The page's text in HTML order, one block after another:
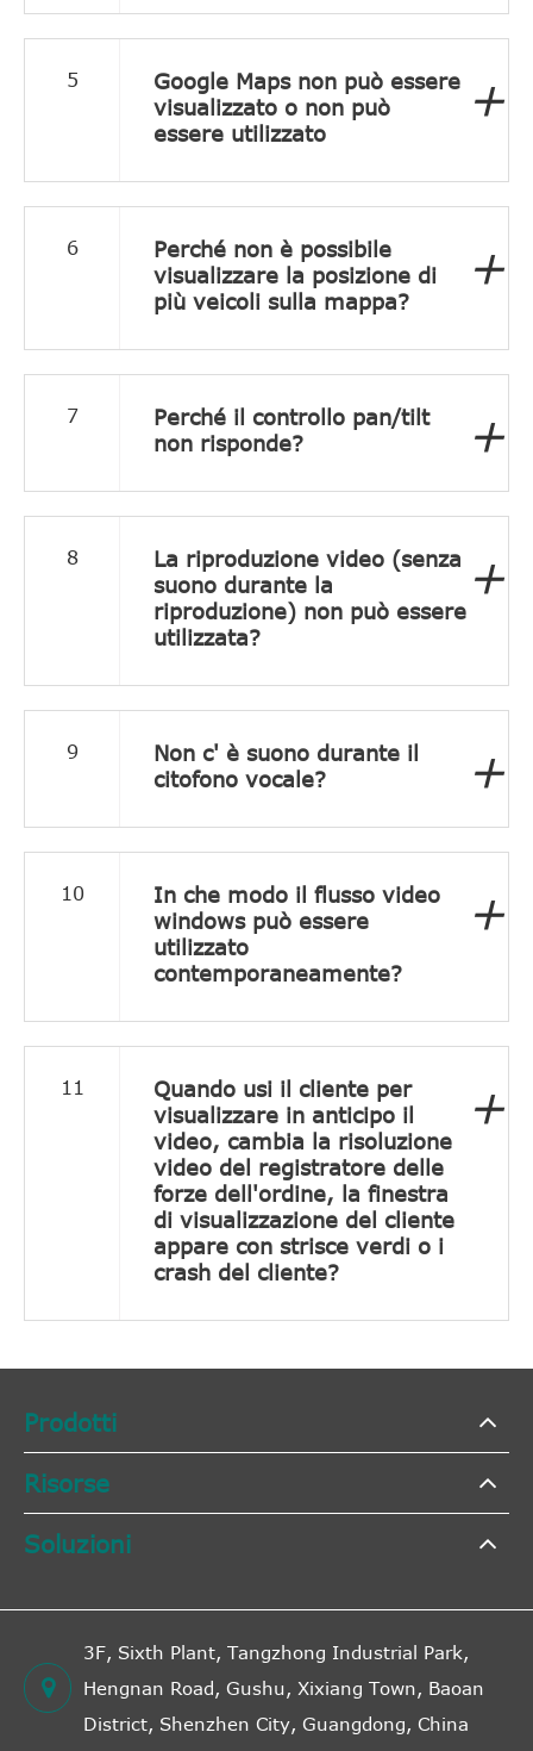
5
Google Maps non può essere
visualizzato o non può
essere utilizzato
+
6
Perché non è possibile
visualizzare la posizione di
più veicoli sulla mappa?
+
7
Perché il controllo pan/tilt
non risponde?
+
8
La riproduzione video (senza
suono durante la
riproduzione) non può essere
utilizzata?
+
9
Non c' è suono durante il
citofono vocale?
+
10
In che modo il flusso video
windows può essere
utilizzato
contemporaneamente?
+
11
Quando usi il cliente per
visualizzare in anticipo il
video, cambia la risoluzione
video del registratore delle
forze dell'ordine, la finestra
di visualizzazione del cliente
appare con strisce verdi o i
crash del cliente?
+
Prodotti
Risorse
Soluzioni
3F, Sixth Plant, Tangzhong Industrial Park,
Hengnan Road, Gushu, Xixiang Town, Baoan
District, Shenzhen City, Guangdong, China